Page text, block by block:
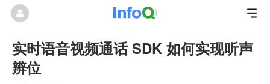
实时语音视频通话 SDK 如何实现听声
辨位